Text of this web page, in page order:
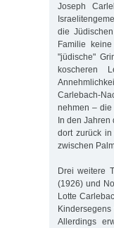
Joseph
die
Familie
"jüdische"
koscheren
Carlebach-
nehmen –
In den Jahren
dort zurück in
zwischen
Drei weitere
(1926) und
Lotte
Allerdings